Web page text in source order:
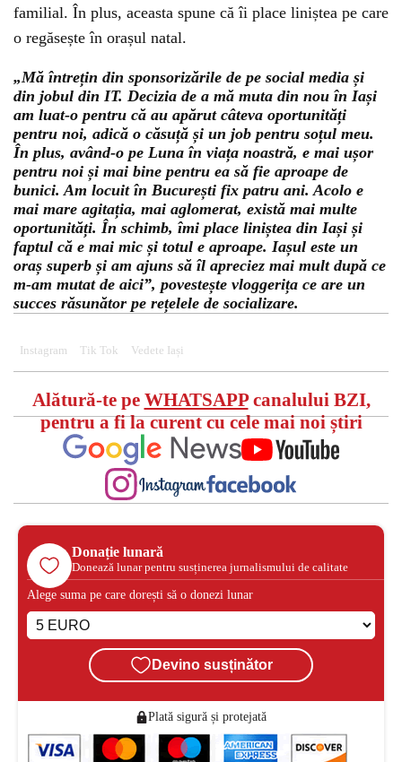
familial. În plus, aceasta spune că îi place liniștea pe care
o regăsește în orașul natal.
„Mă întrețin din sponsorizările de pe social media și
din jobul din IT. Decizia de a mă muta din nou în Iași
am luat-o pentru că au apărut câteva oportunități
pentru noi, adică o căsuță și un job pentru soțul meu.
În plus, având-o pe Luna în viața noastră, e mai ușor
pentru noi și mai bine pentru ea să fie aproape de
bunici. Am locuit în București fix patru ani. Acolo e
mai mare agitația, mai aglomerat, există mai multe
oportunități. În schimb, îmi place liniștea din Iași și
faptul că e mai mic și totul e aproape. Iașul este un
oraș superb și am ajuns să îl apreciez mai mult după ce
m-am mutat de aici”, povestește vloggerița ce are un
succes răsunător pe rețelele de socializare.
Instagram Tik Tok Vedete Iași
Alătură-te pe WHATSAPPcanalului BZI,
pentru a fi la curent cu cele mai noi știri
Donație lunară
Donează lunar pentru susținerea jurnalismului de calitate
Alege suma pe care dorești să o donezi lunar
Devino susținător
Plată sigură și protejată